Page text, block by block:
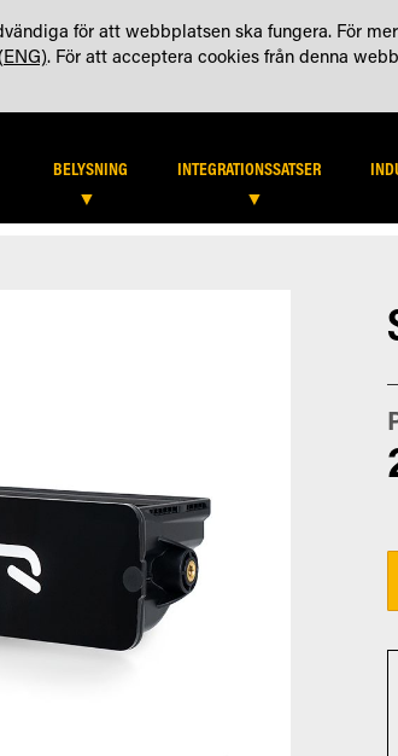
KONTAKTA OSS KONTO
BELYSNING INTEGRATIONSSATSER
för att webbplatsen ska fungera. För
. För att acceptera cookies från denna